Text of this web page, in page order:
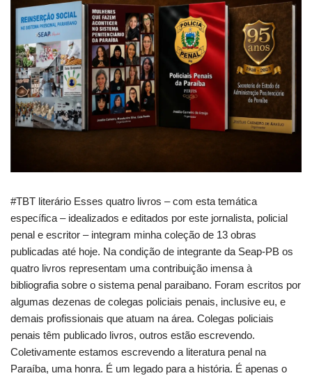
#TBT literário Esses quatro livros – com esta temática
específica – idealizados e editados por este jornalista, policial
penal e escritor – integram minha coleção de 13 obras
publicadas até hoje. Na condição de integrante da Seap-PB os
quatro livros representam uma contribuição imensa à
bibliografia sobre o sistema penal paraibano. Foram escritos por
algumas dezenas de colegas policiais penais, inclusive eu, e
demais profissionais que atuam na área. Colegas policiais
penais têm publicado livros, outros estão escrevendo.
Coletivamente estamos escrevendo a literatura penal na
Paraíba, uma honra. É um legado para a história. É apenas o